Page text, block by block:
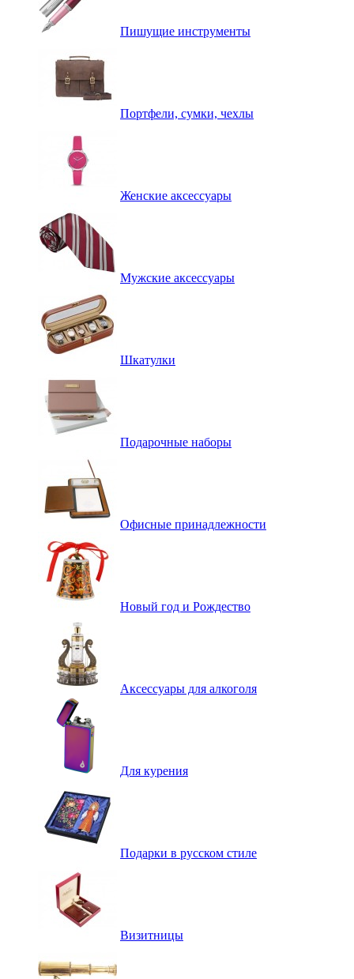
Пишущие инструменты
Портфели, сумки, чехлы
Женские аксессуары
Мужские аксессуары
Шкатулки
Подарочные наборы
Офисные принадлежности
Новый год и Рождество
Аксессуары для алкоголя
Для курения
Подарки в русском стиле
Визитницы